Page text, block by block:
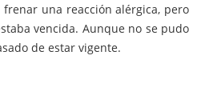
una reacción alérgica, pero
vencida. Aunque no se pudo
de estar vigente.